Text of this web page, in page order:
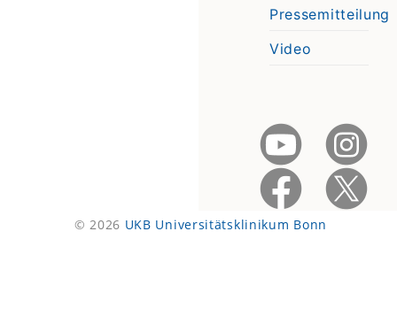
Pressemitteilung
Video
© 2026 UKB Universitätsklinikum Bonn